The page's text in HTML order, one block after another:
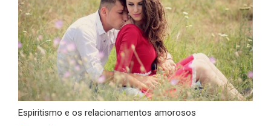
Espiritismo e os relacionamentos amorosos